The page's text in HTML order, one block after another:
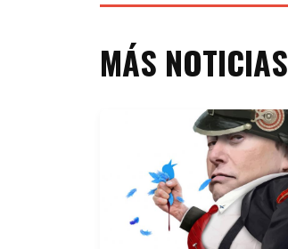
MÁS NOTICIAS